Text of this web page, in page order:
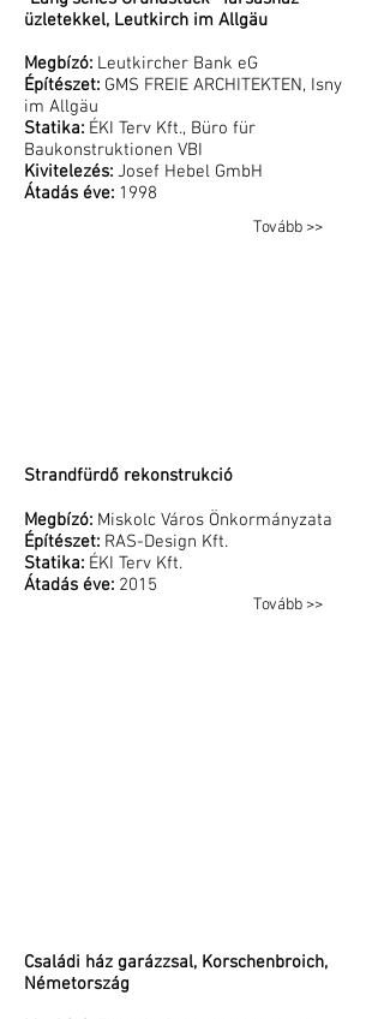
üzletekkel, Leutkirch im Allgäu
Megbízó: Leutkircher Bank eG
Építészet: GMS FREIE ARCHITEKTEN, Isny
im Allgäu
Statika: ÉKI Terv Kft., Büro für
Baukonstruktionen VBI
Kivitelezés: Josef Hebel GmbH
Átadás éve: 1998
Tovább >>
Strandfürdő rekonstrukció
Megbízó: Miskolc Város Önkormányzata
Építészet: RAS-Design Kft.
Statika: ÉKI Terv Kft.
Átadás éve: 2015
Tovább >>
Családi ház garázzsal, Korschenbroich,
Németország